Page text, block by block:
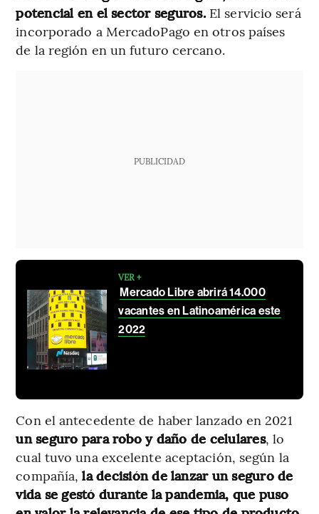
potencial en el sector seguros. El servicio será
incorporado a MercadoPago en otros países
de la región en un futuro cercano.
PUBLICIDAD
VER +
Mercado Libre abrirá 14.000
vacantes en Latinoamérica este
2022
Con el antecedente de haber lanzado en 2021
un seguro para robo y daño de celulares, lo
cual tuvo una excelente aceptación, según la
compañía,la decisión de lanzar un seguro de
vida se gestó durante la pandemia, que puso